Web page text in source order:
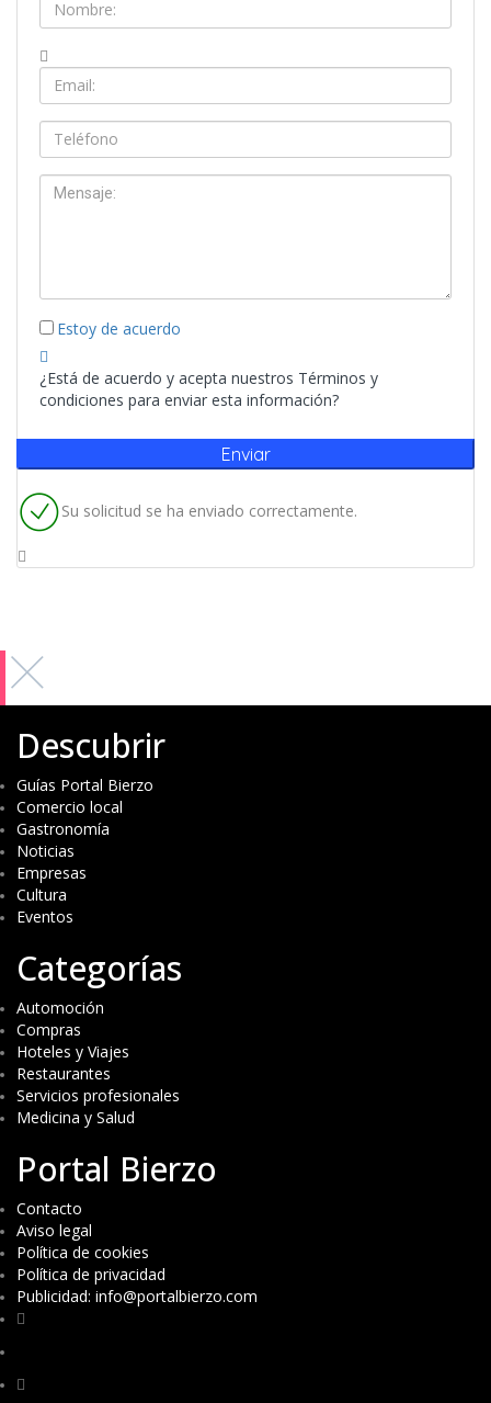
Estoy de acuerdo
¿Está de acuerdo y acepta nuestros Términos y
condiciones para enviar esta información?
Su solicitud se ha enviado correctamente.
Descubrir
Guías Portal Bierzo
Comercio local
Gastronomía
Noticias
Empresas
Cultura
Eventos
Categorías
Automoción
Compras
Hoteles y Viajes
Restaurantes
Servicios profesionales
Medicina y Salud
Portal Bierzo
Contacto
Aviso legal
Política de cookies
Política de privacidad
Publicidad: info@portalbierzo.com